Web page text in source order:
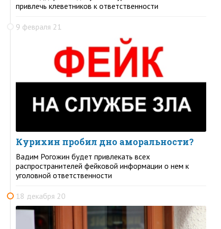
привлечь клеветников к ответственности
9 февраля 21
Курихин пробил дно аморальности?
Вадим Рогожин будет привлекать всех
распространителей фейковой информации о нем к
уголовной ответственности
18 декабря 20